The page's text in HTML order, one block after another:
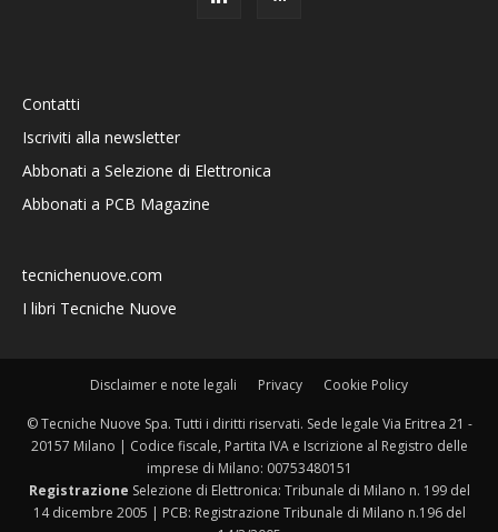
Contatti
Iscriviti alla newsletter
Abbonati a Selezione di Elettronica
Abbonati a PCB Magazine
tecnichenuove.com
I libri Tecniche Nuove
Disclaimer e note legali Privacy Cookie Policy
© Tecniche Nuove Spa. Tutti i diritti riservati. Sede legale Via Eritrea 21 -
20157 Milano | Codice fiscale, Partita IVA e Iscrizione al Registro delle
imprese di Milano: 00753480151
Registrazione Selezione di Elettronica: Tribunale di Milano n. 199 del
14 dicembre 2005 | PCB: Registrazione Tribunale di Milano n.196 del